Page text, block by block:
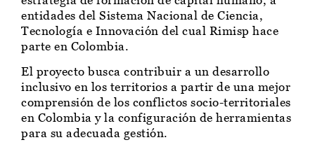
entidades del Sistema Nacional de Ciencia,
Tecnología e Innovación del cual Rimisp hace
parte en Colombia.
El proyecto busca contribuir a un desarrollo
inclusivo en los territorios a partir de una mejor
comprensión de los conflictos socio-territoriales
en Colombia y la configuración de herramientas
para su adecuada gestión.